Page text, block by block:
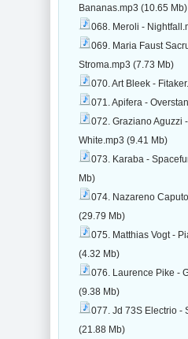
Bananas.mp3 (10.65 Mb)
068. Meroli -
069. Maria Faust
Stroma.mp3 (7.73 Mb)
070. Art Bleek -
071. Apifera -
072. Graziano Aguzzi
White.mp3 (9.41 Mb)
073. Karaba -
Mb)
074. Nazareno
(29.79 Mb)
075. Matthias Vogt -
(4.32 Mb)
076. Laurence Pike -
(9.38 Mb)
077. Jd 73S Electrio -
(21.88 Mb)